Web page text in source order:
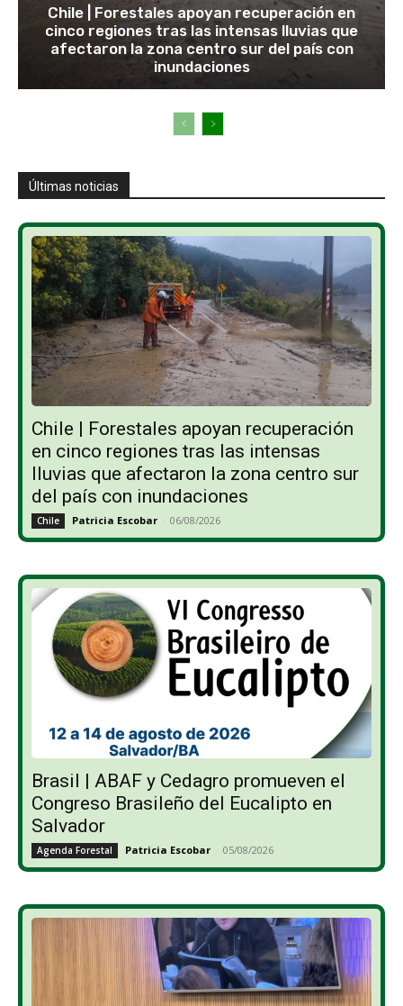
Chile | Forestales apoyan recuperación en
cinco regiones tras las intensas lluvias que
afectaron la zona centro sur del país con
inundaciones
Últimas noticias
Chile | Forestales apoyan recuperación
en cinco regiones tras las intensas
lluvias que afectaron la zona centro sur
del país con inundaciones
Chile Patricia Escobar - 06/08/2026
Brasil | ABAF y Cedagro promueven el
Congreso Brasileño del Eucalipto en
Salvador
Agenda Forestal Patricia Escobar - 05/08/2026